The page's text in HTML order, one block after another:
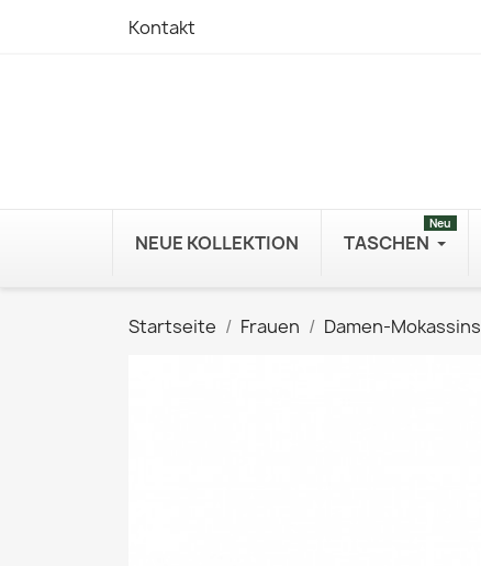
Kontakt
NEUE KOLLEKTION TASCHEN
Neu
Startseite Frauen Damen-Mokassins